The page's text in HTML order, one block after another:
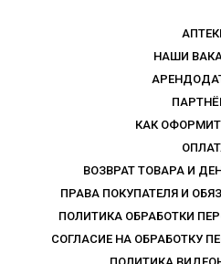
НАШИ
КАК
ВОЗВРАТ ТОВАРА И
ПРАВА ПОКУПАТЕЛЯ И
ПОЛИТИКА ОБРАБОТКИ
СОГЛАСИЕ НА ОБРАБОТКУ